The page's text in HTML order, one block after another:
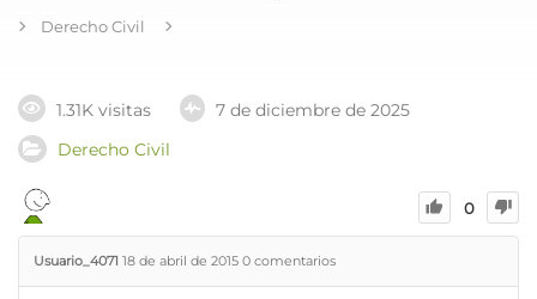
Derecho Civil
1.31K visitas
7 de diciembre de 2025
Derecho Civil
0
Usuario_4071 18 de abril de 2015 0 comentarios